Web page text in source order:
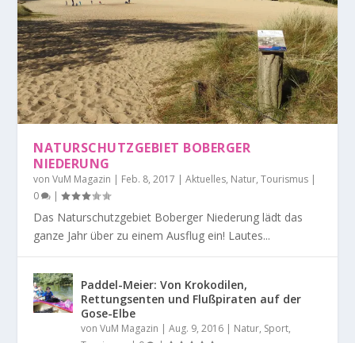
NATURSCHUTZGEBIET BOBERGER
NIEDERUNG
vonVuM Magazin | Feb. 8, 2017 |Aktuelles, Natur,Tourismus |
0
|
Das Naturschutzgebiet Boberger Niederung lädt das
ganze Jahr über zu einem Ausflug ein! Lautes...
Paddel-Meier: Von Krokodilen,
Rettungsenten und Flußpiraten auf der
Gose-Elbe
vonVuM Magazin |Aug. 9, 2016 | Natur, Sport,